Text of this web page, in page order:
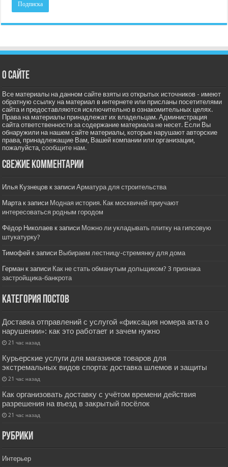
О сайте
Все материалы на данном сайте взяты из открытых источников - имеют
обратную ссылку на материал в интернете или присланы посетителями
сайта и предоставляются исключительно в ознакомительных целях.
Права на материалы принадлежат их владельцам. Администрация
сайта ответственности за содержание материала не несет. Если Вы
обнаружили на нашем сайте материалы, которые нарушают авторские
права, принадлежащие Вам, Вашей компании или организации,
пожалуйста,сообщите нам.
Свежие комментарии
Илья Кузнецов к записиАрматура для строительства
Мартак записи Модная история. Как москвичей приучают
интересоваться родным городом
Фёдор Николаев к записи Можно ли укладывать плитку на гипсовую
штукатурку?
Тимофей к записи Выбираем лестницу-стремянку для дома
Герман к записи Как не стать обманутым дольщиком? 3 признака
застройщика-банкрота
Категория постов
Доставка отправлений с услугой «фиксация номера акта о
нарушении»: как это работает и зачем нужно
21 час назад
Курьерские услуги для магазинов товаров для
экстремальных видов спорта: доставка шлемов и защиты
21 час назад
Как организовать доставку с учётом времени действия
разрешения на въезд в закрытый посёлок
21 час назад
РУбрики
Интерьер